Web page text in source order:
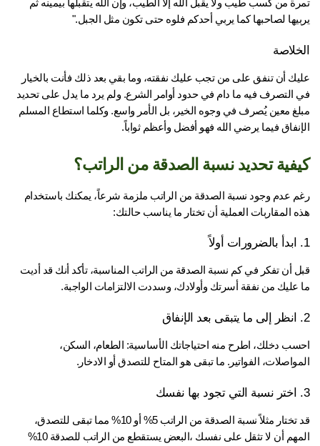
تمرة من كسب طيب ولا يقبل الله إلا الطيب، وإن الله يتقبلها بيمينه ثم
لصاحبها كما يربي أحدكم فلوه حتى تكون مثل الجبل."
عليك أن تنفق على من تجب عليك نفقته، وما بقي بعد ذلك فأنت بالخيار
في التصرف فيه ما دام في حدود أوامر الشرع. ولم يرد ما يدل على تحديد
مبلغ معين يُصرف في وجوه الخير، بل الأمر واسع. وكلما استطاع المسلم
فيما يرضي الله فهو أفضل وأعظم ثواباً.
تحديد نسبة الصدقة من الراتب؟
رغم عدم وجود نسبة الصدقة من الراتب ملزمة شرعاً، يمكنك باستخدام
المقاربات العملية أن تختار ما يناسب حالتك:
قبل أن تفكر في كم نسبة الصدقة من الراتب المناسبة، تأكد أنك قد أديت
عليك من نفقة أسرتك وأولادك، وسددت الالتزامات الواجبة.
احسب دخلك، اطرح منه احتياجاتك الأساسية: الطعام، السكن،
الفواتير. ما تبقى هو المتاح للتصدق أو الادخار.
قد تختار مثلاً نسبة الصدقة من الراتب 5% أو 10% مما تبقى للتصدق،
المهم أن لا تثقل على نفسك ،البعض يستقطع من الراتب للصدقة 10%